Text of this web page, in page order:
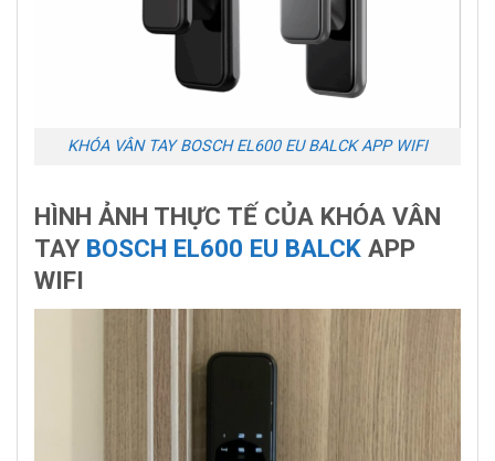
KHÓA VÂN TAY BOSCH EL600 EU BALCK APP WIFI
HÌNH ẢNH THỰC TẾ CỦA KHÓA VÂN
TAY BOSCH EL600 EU BALCK APP
WIFI